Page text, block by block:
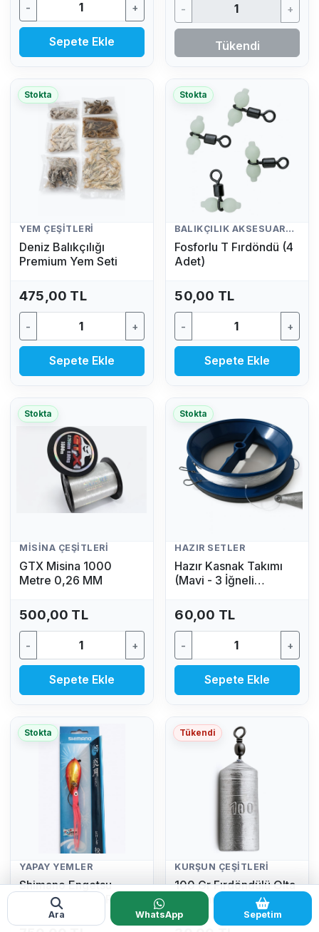
Ara WhatsApp Sepetim
- +
Sepete Ekle
- +
Tükendi
Stokta
YEM ÇEŞITLERI
Deniz Balıkçılığı
Premium Yem Seti
475,00 TL
- +
Sepete Ekle
Stokta
BALIKÇILIK AKSESUARLARI
Fosforlu T Fırdöndü (4
Adet)
50,00 TL
- +
Sepete Ekle
Stokta
MISINA ÇEŞITLERI
GTX Misina 1000
Metre 0,26 MM
500,00 TL
- +
Sepete Ekle
Stokta
HAZIR SETLER
Hazır Kasnak Takımı
(Mavi - 3 İğneli
60,00 TL
- +
Sepete Ekle
Stokta
YAPAY YEMLER
Shimano Engetsu
Nageshiki (32 GR)
Tükendi
KURŞUN ÇEŞITLERI
100 Gr Fırdöndülü Olta
Kurşunu